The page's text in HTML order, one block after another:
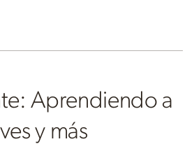
Aprendiendo a
y más